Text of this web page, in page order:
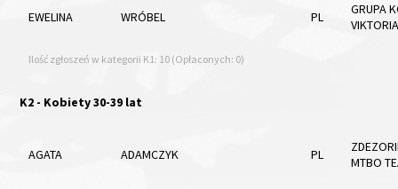
EWELINA WRÓBEL PL
GRUPA
Ilość zgłoszeń w kategorii K1: 10 (Opłaconych: 0)
K2 - Kobiety 30-39 lat
AGATA ADAMCZYK PL
MTBO